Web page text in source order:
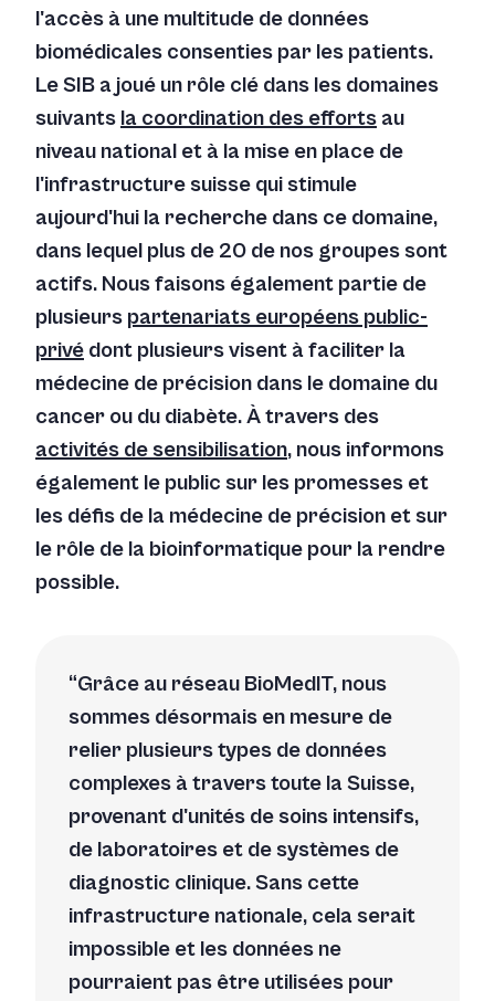
l'accès à une multitude de données
biomédicales consenties par les patients.
Le SIB a joué un rôle clé dans les domaines
suivants la coordination des efforts au
niveau national et à la mise en place de
l'infrastructure suisse qui stimule
aujourd'hui la recherche dans ce domaine,
dans lequel plus de 20 de nos groupes sont
actifs. Nous faisons également partie de
plusieurs partenariats européens public-
privé dont plusieurs visent à faciliter la
médecine de précision dans le domaine du
cancer ou du diabète. À travers des
activités de sensibilisation, nous informons
également le public sur les promesses et
les défis de la médecine de précision et sur
le rôle de la bioinformatique pour la rendre
possible.
Grâce au réseau BioMedIT, nous
sommes désormais en mesure de
relier plusieurs types de données
complexes à travers toute la Suisse,
provenant d'unités de soins intensifs,
de laboratoires et de systèmes de
diagnostic clinique. Sans cette
infrastructure nationale, cela serait
impossible et les données ne
pourraient pas être utilisées pour